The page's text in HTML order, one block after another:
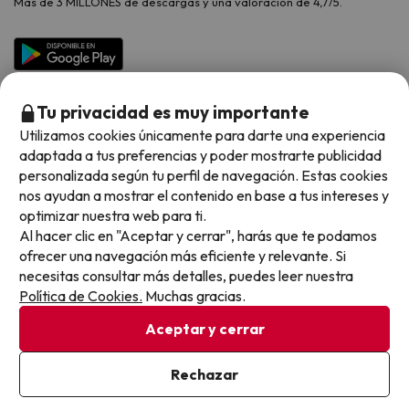
Viajes para grupos
Hoteles Salou
Chollos con Todo Incluido
Chollos en la playa
Hoteles con toboganes
Selección de la Newsletter
Los favoritos de nuestros clientes
Vacaciones en Octubre
Vacaciones en Noviembre
Preguntas frecuentes
Métodos de pago disponibles
Condiciones generales
Política de cookies
Viajes para ti S.L.U. Copyright © Buscounchollo.com 2010 -
Tu privacidad es muy importante
Utilizamos cookies únicamente para darte una experiencia
adaptada a tus preferencias y poder mostrarte publicidad
personalizada según tu perfil de navegación. Estas cookies
nos ayudan a mostrar el contenido en base a tus intereses y
optimizar nuestra web para ti.
Al hacer clic en "Aceptar y cerrar", harás que te podamos
ofrecer una navegación más eficiente y relevante. Si
necesitas consultar más detalles, puedes leer nuestra
Política de Cookies. Muchas gracias.
Aceptar y cerrar
Rechazar